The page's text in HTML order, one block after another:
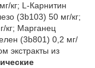
кг; L-Карнитин
(3b103) 50 мг/кг;
кг; Марганец
(3b801) 0,2 мг/
экстракты из